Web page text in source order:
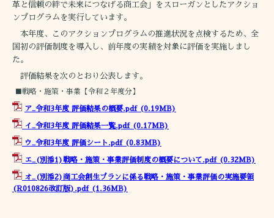
革と信頼の絆で未来につなげる商工会」をスローガンとしたアクショ
ンプログラムを実行しています。
本年度、このアクションプログラムの推進状況を点検するため、全
国初の評価制度を導入し、前年度の実績を対象に評価を実施しまし
た。
評価結果を次のとおり公表します。
■戦略・施策・事業【令和２年度分】
ア_令和3年度 評価結果の概要.pdf(0.19MB)
イ_令和3年度 評価結果一覧.pdf(0.17MB)
ウ_令和3年度 評価シート.pdf(0.83MB)
エ_(別添1)戦略・施策・事業評価制度の概要について.pdf(0.32MB)
オ_(別添2)商工会創生プランに係る戦略・施策・事業評価の実施要領
(R010826改訂版).pdf(1.36MB)